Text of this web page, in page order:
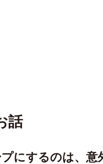
話
プにするのは、